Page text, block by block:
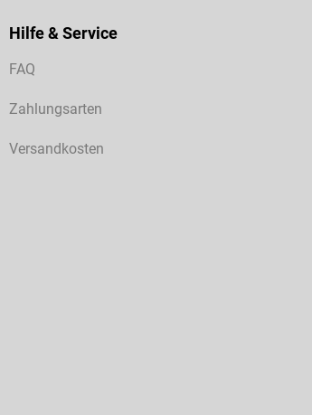
Hilfe & Service
FAQ
Zahlungsarten
Versandkosten